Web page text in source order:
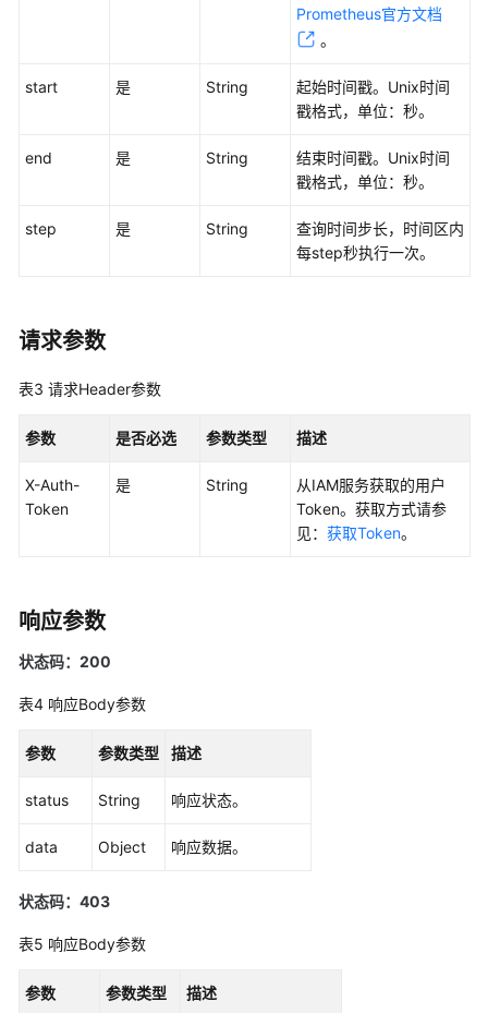
SDK
问
频
帮
助
AOM
文
档
档
用
户
（吉
用
Prometheus官方文档
。
start 是 String
起始时间戳。Unix时间
戳格式，单位：秒。
end 是 String
结束时间戳。Unix时间
戳格式，单位：秒。
step 是 String
查询时间步长，时间区内
每step秒执行一次。
请求参数
表3 请求Header参数
参数 是否必选 参数类型 描述
X-Auth-
Token
是 String
从IAM服务获取的用户
Token。获取方式请参
见： 获取Token。
响应参数
状态码：200
表4 响应Body参数
参数 参数类型 描述
status String 响应状态。
data Object 响应数据。
状态码：403
表5 响应Body参数
参数 参数类型 描述